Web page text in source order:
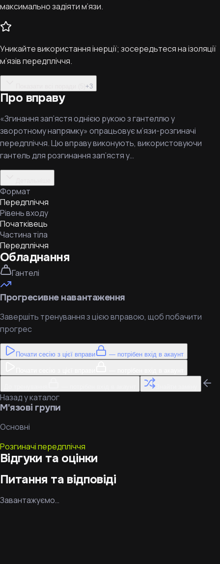
максимально задіяти м’язи.
Уникайте використання інерції; зосередьтеся на ізоляції
м’язів передпліччя.
+3
Про вправу
«Згинання зап’ястя однією рукою з гантеллю у
зворотному напрямку» опрацьовує м’язи-розгиначі
передпліччя. Цю вправу виконують, використовуючи
гантель для розгинання зап’ястя у…
Формат
Передпліччя
Рівень входу
Початківець
Частина тіла
Передпліччя
Обладнання
Гантелі
Прогресивне навантаження
Завершіть тренування з цією вправою, щоб побачити
прогрес
Почати сесію з цієї вправи — потрібен вхід в акаунт
Назад у каталог
М'язові групи
Основні
Розгиначі передпліччя
Відгуки та оцінки
Питання та відповіді
Завантажуємо…